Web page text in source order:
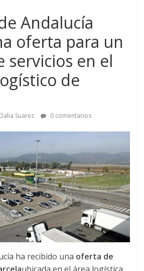
Andalucía
oferta para un
servicios en el
de
Dalia Suarez 0 comentarios
ha recibido una oferta de